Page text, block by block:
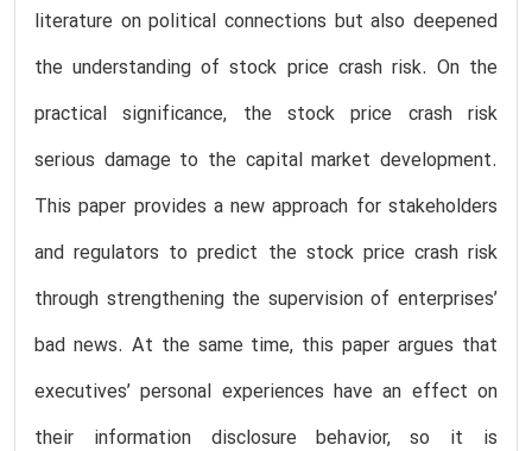
literature on political connections but also deepened
the understanding of stock price crash risk. On the
practical significance, the stock price crash risk
serious damage to the capital market development.
This paper provides a new approach for stakeholders
and regulators to predict the stock price crash risk
through strengthening the supervision of enterprises’
bad news. At the same time, this paper argues that
executives’ personal experiences have an effect on
their information disclosure behavior, so it is